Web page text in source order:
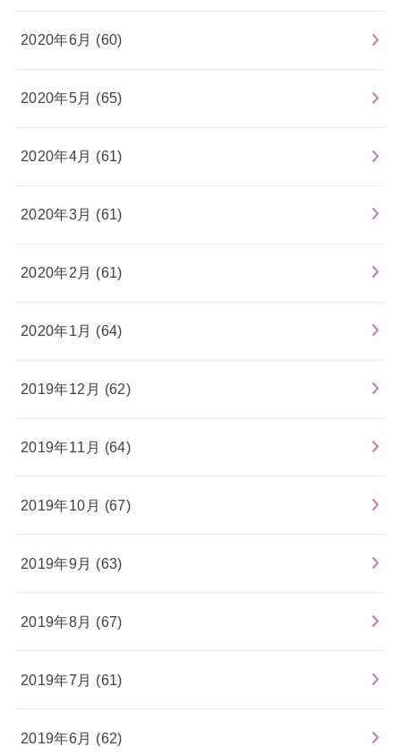
2020年6月 (60)
2020年5月 (65)
2020年4月 (61)
2020年3月 (61)
2020年2月 (61)
2020年1月 (64)
2019年12月 (62)
2019年11月 (64)
2019年10月 (67)
2019年9月 (63)
2019年8月 (67)
2019年7月 (61)
2019年6月 (62)